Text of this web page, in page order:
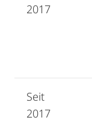
2017
Seit
2017